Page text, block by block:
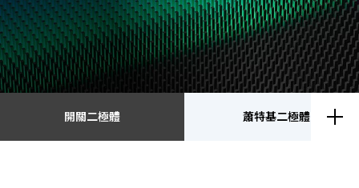
開關二極體 蕭特基二極體